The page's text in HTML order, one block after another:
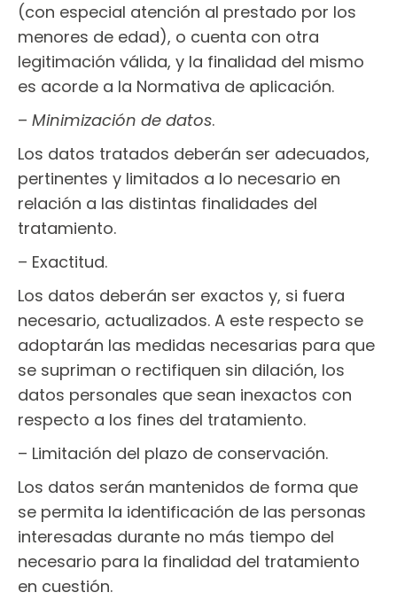
(con especial atención al prestado por los
menores de edad), o cuenta con otra
legitimación válida, y la finalidad del mismo
es acorde a la Normativa de aplicación.
– Minimización de datos.
Los datos tratados deberán ser adecuados,
pertinentes y limitados a lo necesario en
relación a las distintas finalidades del
tratamiento.
– Exactitud.
Los datos deberán ser exactos y, si fuera
necesario, actualizados. A este respecto se
adoptarán las medidas necesarias para que
se supriman o rectifiquen sin dilación, los
datos personales que sean inexactos con
respecto a los fines del tratamiento.
– Limitación del plazo de conservación.
Los datos serán mantenidos de forma que
se permita la identificación de las personas
interesadas durante no más tiempo del
necesario para la finalidad del tratamiento
en cuestión.